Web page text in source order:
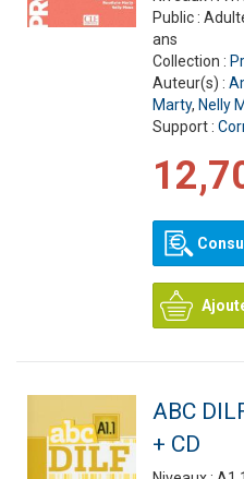
Public :
ans
Collection :
Auteur(s) :
Marty, Nelly
Support :
ABC
+ CD